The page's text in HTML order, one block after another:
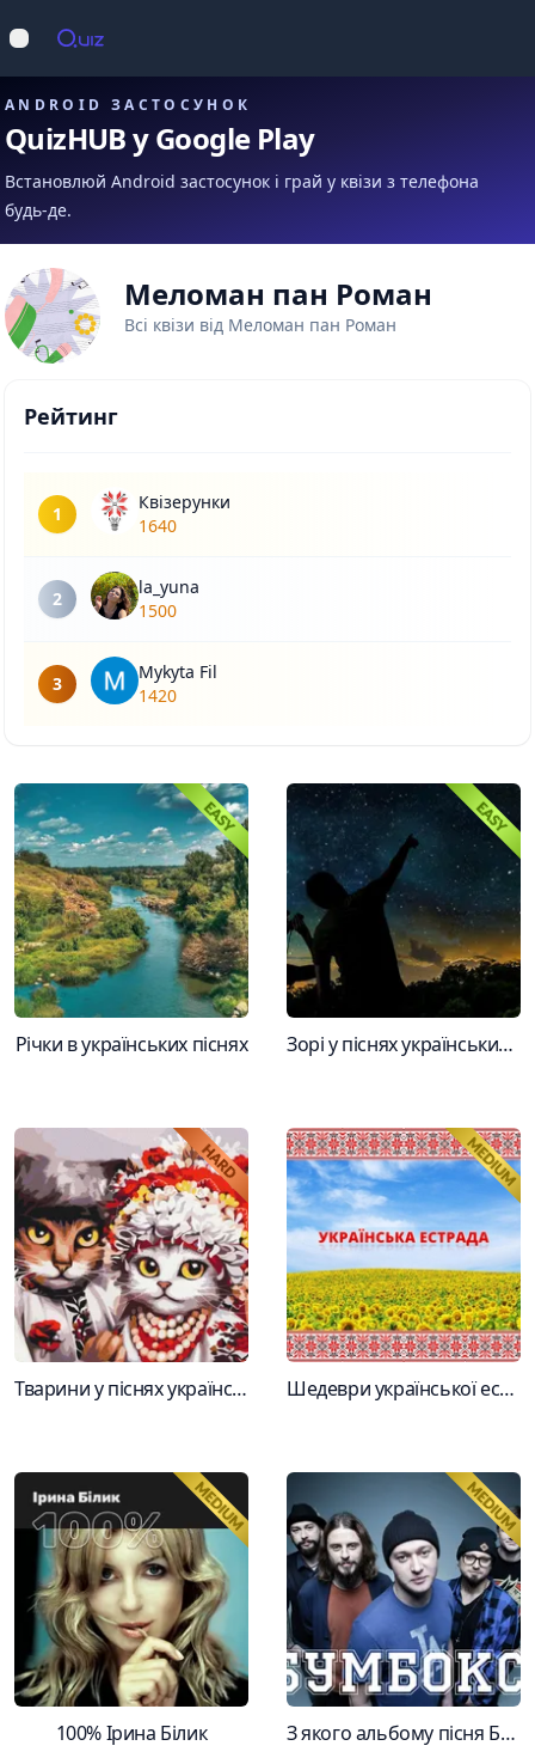
Відкрити меню
ANDROID ЗАСТОСУНОК
QuizHUB у Google Play
Встановлюй Android застосунок і грай у квізи з телефона
будь-де.
Меломан пан Роман
Всі квізи від Меломан пан Роман
Рейтинг
1
Квізерунки
1640
2
la_yuna
1500
3
Mykyta Fil
1420
Річки в українських піснях Зорі у піснях українських виконавців
Тварини у піснях українських виконавців Шедеври української естради
100% Ірина Білик З якого альбому пісня Бумбокс?